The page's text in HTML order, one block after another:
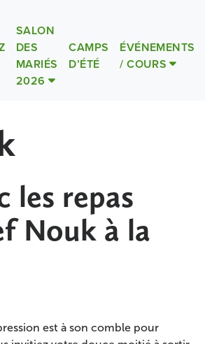
SALON
DES
MARIÉS
2026
CAMPS
D’ÉTÉ
ÉVÉNEMENTS
/ COURS
les repas
Nouk à la
est à son comble pour